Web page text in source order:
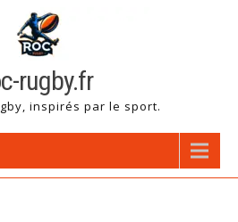
rugby.fr
inspirés par le sport.